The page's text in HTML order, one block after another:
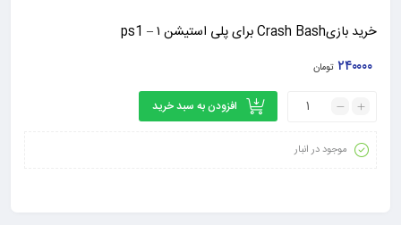
خرید بازیCrash Bash برای پلی استیشن ۱ – ps1
۲۴۰۰۰۰ تومان
افزودن به سبد خرید
موجود در انبار